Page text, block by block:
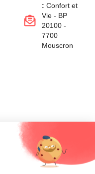
: Confort et
Vie - BP
20100 -
7700
Mouscron
Conditions
générales de